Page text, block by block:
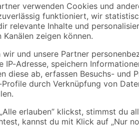
Mengenrabatt
Bestseller
B1
Rindenmulch 0-40
Soudal
Tür- &